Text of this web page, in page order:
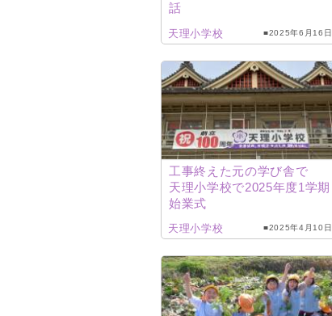
話
天理小学校 ■2025年6月16日
工事終えた元の学び舎で
天理小学校で2025年度1学期
始業式
天理小学校 ■2025年4月10日